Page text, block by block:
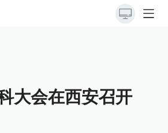
大会在西安召开